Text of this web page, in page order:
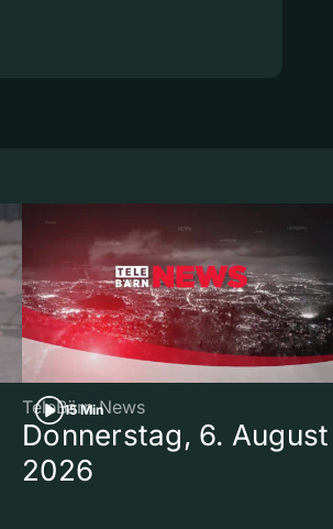
15 Min
TeleBärn News
Donnerstag, 6. August
2026